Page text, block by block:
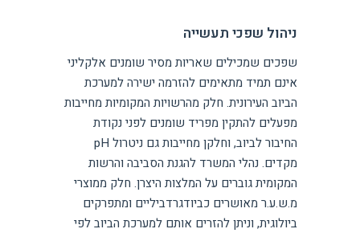
ניהול שפכי תעשייה
שפכים שמכילים שאריות מסיר שומנים אלקליני
אינם תמיד מתאימים להזרמה ישירה למערכת
הביוב העירונית. חלק מהרשויות המקומיות מחייבות
מפעלים להתקין מפריד שומנים לפני נקודת
החיבור לביוב, וחלקן מחייבות גם ניטרול pH
מקדים. נהלי המשרד להגנת הסביבה והרשות
המקומית גוברים על המלצות היצרן. חלק ממוצרי
מ.ש.ע.ר מאושרים כביודגרדביליים ומתפרקים
ביולוגית, וניתן להזרים אותם למערכת הביוב לפי